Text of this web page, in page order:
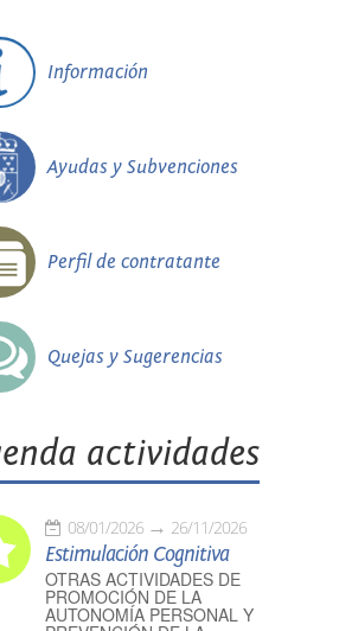
Información
Ayudas y Subvenciones
Perfil de contratante
Quejas y Sugerencias
actividades
08/01/2026 26/11/2026
Estimulación Cognitiva
OTRAS ACTIVIDADES DE
PROMOCIÓN DE LA
AUTONOMÍA PERSONAL Y